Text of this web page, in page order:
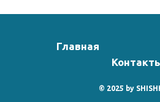
Главная
© 2025 by